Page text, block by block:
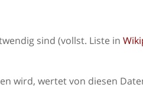
sind (vollst. Liste in
wird, wertet von diesen